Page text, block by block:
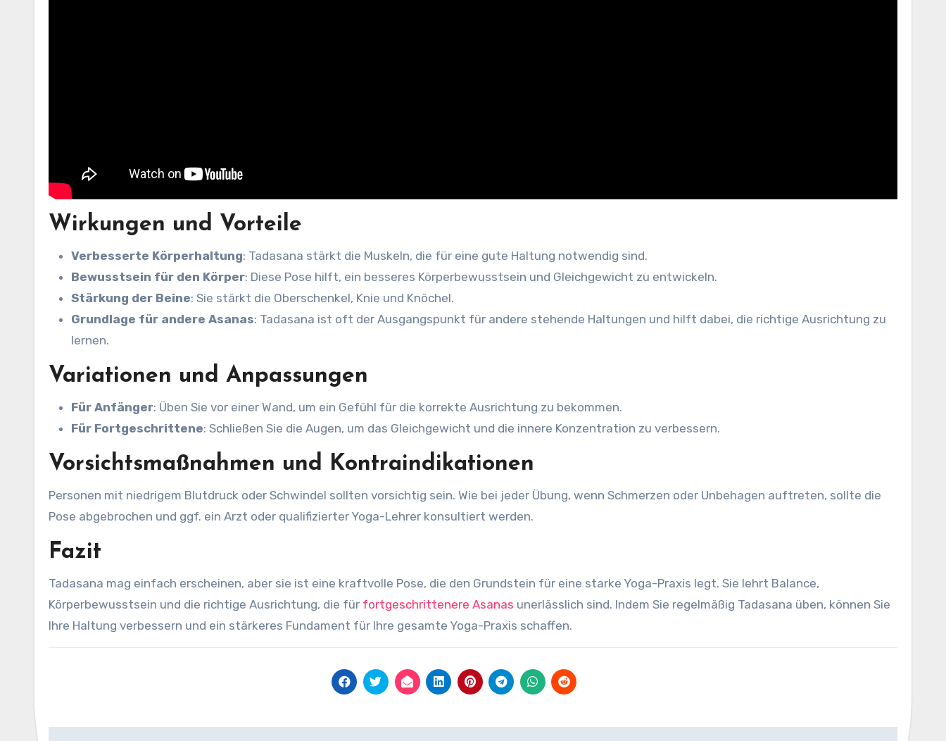
Wirkungen und Vorteile
Verbesserte Körperhaltung: Tadasana stärkt die Muskeln, die für eine gute Haltung notwendig sind.
Bewusstsein für den Körper: Diese Pose hilft, ein besseres Körperbewusstsein und Gleichgewicht zu entwickeln.
Stärkung der Beine: Sie stärkt die Oberschenkel, Knie und Knöchel.
Grundlage für andere Asanas: Tadasana ist oft der Ausgangspunkt für andere stehende Haltungen und hilft dabei, die richtige Ausrichtung zu
lernen.
Variationen und Anpassungen
Für Anfänger: Üben Sie vor einer Wand, um ein Gefühl für die korrekte Ausrichtung zu bekommen.
Für Fortgeschrittene: Schließen Sie die Augen, um das Gleichgewicht und die innere Konzentration zu verbessern.
Vorsichtsmaßnahmen und Kontraindikationen
Personen mit niedrigem Blutdruck oder Schwindel sollten vorsichtig sein. Wie bei jeder Übung, wenn Schmerzen oder Unbehagen auftreten, sollte die
Pose abgebrochen und ggf. ein Arzt oder qualifizierter Yoga-Lehrer konsultiert werden.
Fazit
Tadasana mag einfach erscheinen, aber sie ist eine kraftvolle Pose, die den Grundstein für eine starke Yoga-Praxis legt. Sie lehrt Balance,
Körperbewusstsein und die richtige Ausrichtung, die für fortgeschrittenere Asanas unerlässlich sind. Indem Sie regelmäßig Tadasana üben, können Sie
Ihre Haltung verbessern und ein stärkeres Fundament für Ihre gesamte Yoga-Praxis schaffen.